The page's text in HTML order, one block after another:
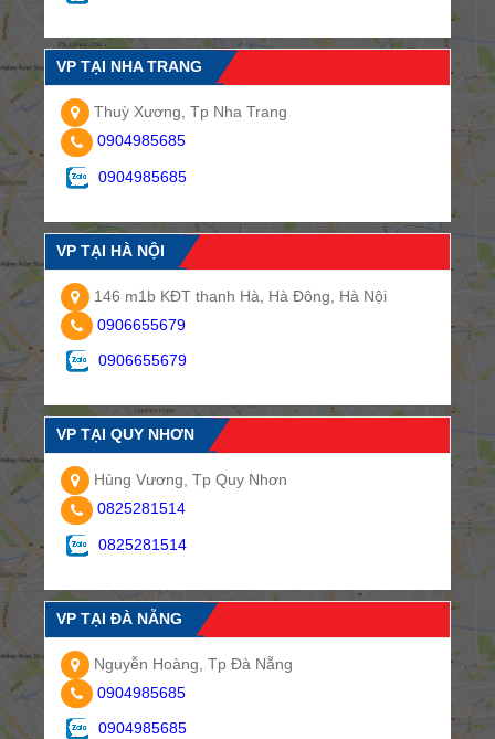
VP TẠI NHA TRANG
Thuỳ Xương, Tp Nha Trang
0904985685
0904985685
VP TẠI HÀ NỘI
146 m1b KĐT thanh Hà, Hà Đông, Hà Nội
0906655679
0906655679
VP TẠI QUY NHƠN
Hùng Vương, Tp Quy Nhơn
0825281514
0825281514
VP TẠI ĐÀ NẴNG
Nguyễn Hoàng, Tp Đà Nẵng
0904985685
0904985685